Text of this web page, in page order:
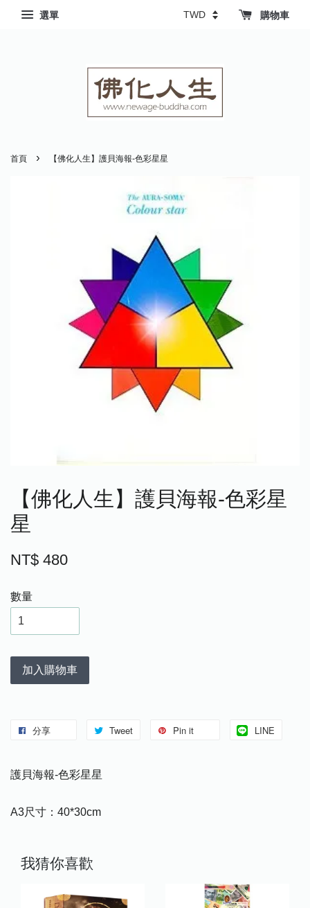
選單 購物車
首頁 › 【佛化人生】護貝海報-色彩星星
【佛化人生】護貝海報-色彩星
星
NT$ 480
數量
加入購物車
分享 Tweet Pin it LINE
護貝海報-色彩星星
A3尺寸：40*30cm
我猜你喜歡